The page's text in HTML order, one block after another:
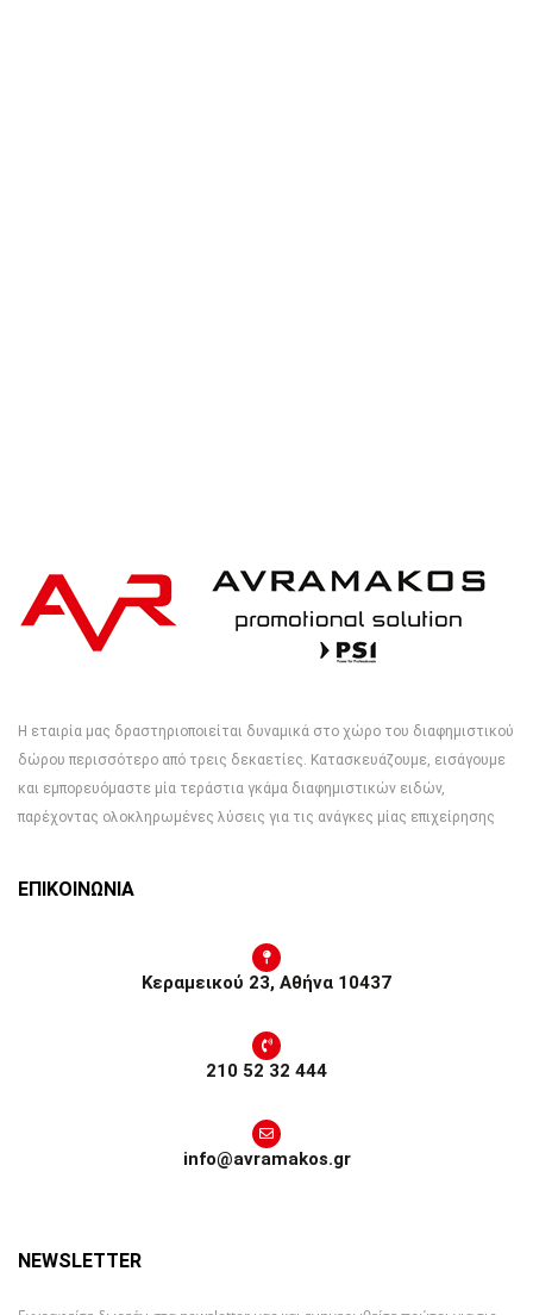
Η εταιρία μας δραστηριοποιείται δυναμικά στο χώρο του διαφημιστικού
δώρου περισσότερο από τρεις δεκαετίες. Κατασκευάζουμε, εισάγουμε
και εμπορευόμαστε μία τεράστια γκάμα διαφημιστικών ειδών,
παρέχοντας ολοκληρωμένες λύσεις για τις ανάγκες μίας επιχείρησης
ΕΠΙΚΟΙΝΩΝΙΑ
Κεραμεικού 23, Αθήνα 10437
210 52 32 444
info@avramakos.gr
NEWSLETTER